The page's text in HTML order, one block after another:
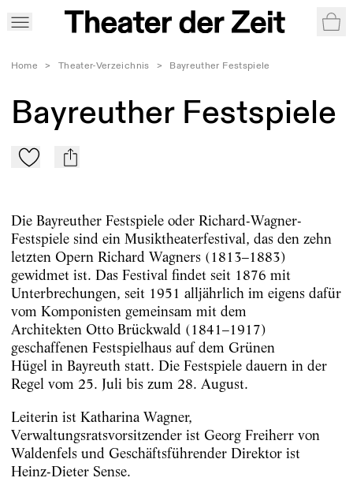
Home > Theater-Verzeichnis > Bayreuther Festspiele
Bayreuther Festspiele
Zu Mein-TdZ hinzufügen
mail
Die Bayreuther Festspiele oder Richard-Wagner-
Festspiele sind ein Musiktheaterfestival, das den zehn
letzten Opern Richard Wagners (1813–1883)
gewidmet ist. Das Festival findet seit 1876 mit
Unterbrechungen, seit 1951 alljährlich im eigens dafür
vom Komponisten gemeinsam mit dem
Architekten Otto Brückwald (1841–1917)
geschaffenen Festspielhaus auf dem Grünen
Hügel in Bayreuth statt. Die Festspiele dauern in der
Regel vom 25. Juli bis zum 28. August.
Leiterin ist Katharina Wagner,
Verwaltungsratsvorsitzender ist Georg Freiherr von
Waldenfels und Geschäftsführender Direktor ist
Heinz-Dieter Sense.